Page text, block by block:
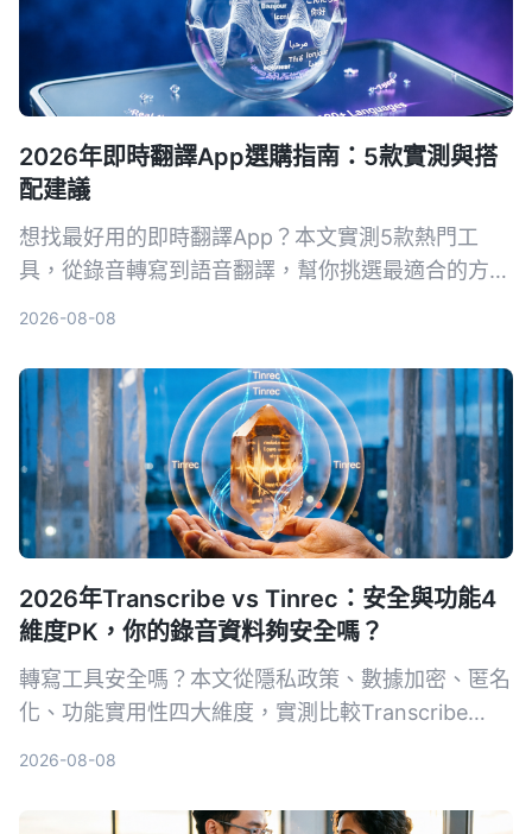
2026年即時翻譯App選購指南：5款實測與搭
配建議
想找最好用的即時翻譯App？本文實測5款熱門工
具，從錄音轉寫到語音翻譯，幫你挑選最適合的方
2026-08-08
2026年Transcribe vs Tinrec：安全與功能4
維度PK，你的錄音資料夠安全嗎？
轉寫工具安全嗎？本文從隱私政策、數據加密、匿名
化、功能實用性四大維度，實測比較Transcribe
2026-08-08